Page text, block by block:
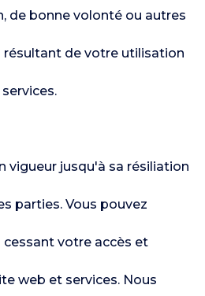
de bonne volonté ou autres
de votre utilisation
vigueur jusqu'à sa résiliation
parties. Vous pouvez
cessant votre accès et
web et services. Nous